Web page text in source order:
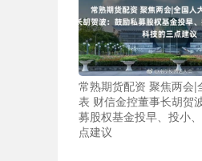
常熟期货配资 聚焦两会|
表 财信金控董事长胡贺
募股权基金投早、投小
点建议